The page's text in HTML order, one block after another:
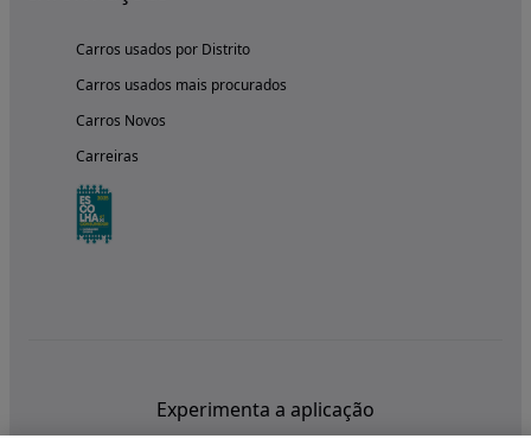
Carros usados por Distrito
Carros usados mais procurados
Carros Novos
Carreiras
Experimenta a aplicação